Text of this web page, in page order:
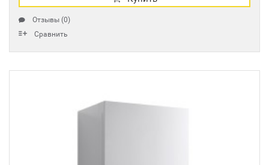
Отзывы (0)
Сравнить